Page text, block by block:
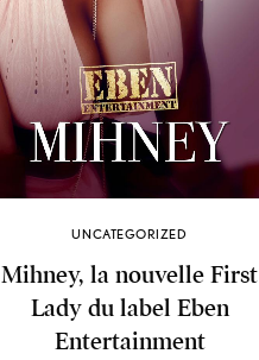
UNCATEGORIZED
Mihney, la nouvelle First
Lady du label Eben
Entertainment